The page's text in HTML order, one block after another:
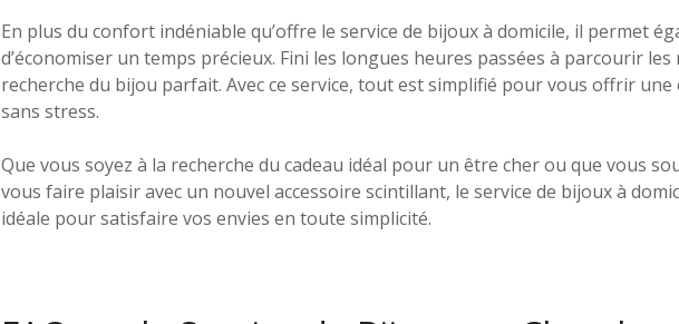
En plus du confort indéniable qu’offre le service de bijoux à domicile, il permet
d’économiser un temps précieux. Fini les longues heures passées à parcourir les
recherche du bijou parfait. Avec ce service, tout est simplifié pour vous offrir
sans stress.
Que vous soyez à la recherche du cadeau idéal pour un être cher ou que vous
vous faire plaisir avec un nouvel accessoire scintillant, le service de bijoux à
idéale pour satisfaire vos envies en toute simplicité.